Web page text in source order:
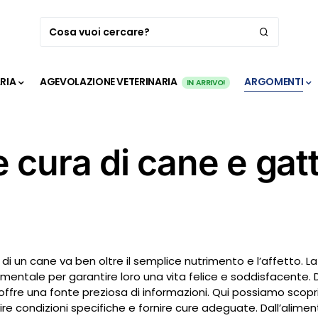
AGEVOLAZIONE VETERINARIA IN ARRIVO! ARGOMENTI
cura di cane e
di un cane va ben oltre il semplice nutrimento e l’affetto.
per garantire loro una vita felice e soddisfacente.
una fonte preziosa di informazioni. Qui possiamo
condizioni specifiche e fornire cure adeguate.